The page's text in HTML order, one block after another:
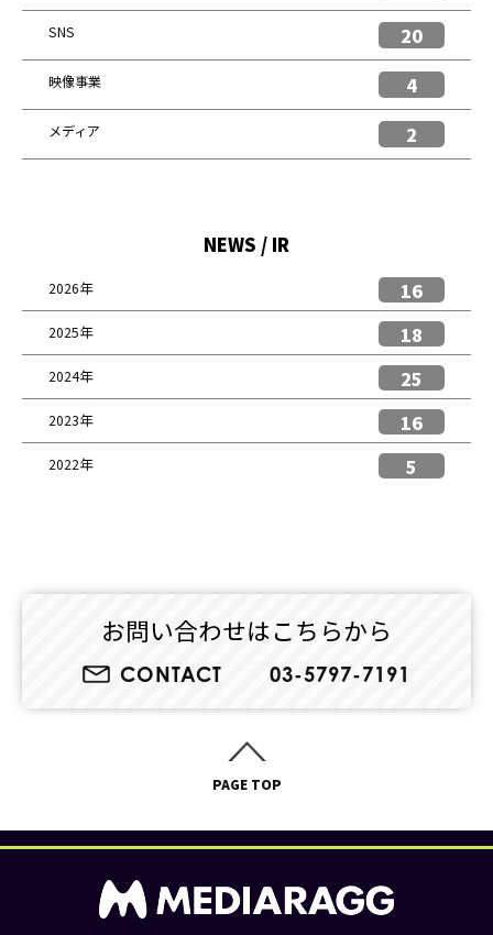
SNS 20
映像事業 4
メディア 2
NEWS / IR
2026年 16
2025年 18
2024年 25
2023年 16
2022年 5
お問い合わせはこちらから
CONTACT 03-5797-7191
PAGE TOP